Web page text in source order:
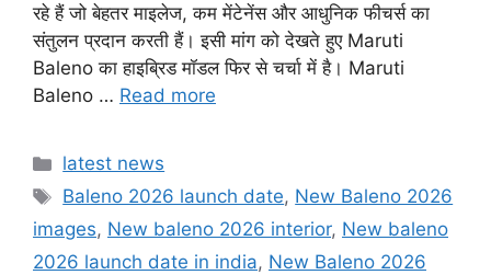
रहे हैं जो बेहतर माइलेज, कम मेंटेनेंस और आधुनिक फीचर्स का
संतुलन प्रदान करती हैं। इसी मांग को देखते हुए Maruti
Baleno का हाइब्रिड मॉडल फिर से चर्चा में है। Maruti
Baleno … Read more
Categories
latest news
Tags
Baleno 2026 launch date, New Baleno 2026
images, New baleno 2026 interior, New baleno
2026 launch date in india, New Baleno 2026